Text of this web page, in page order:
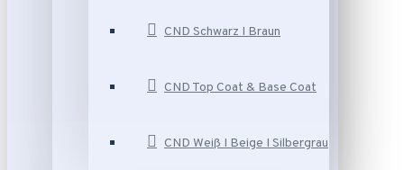
CND Schwarz I Braun
CND Top Coat & Base Coat
CND Weiß I Beige I Silbergrau